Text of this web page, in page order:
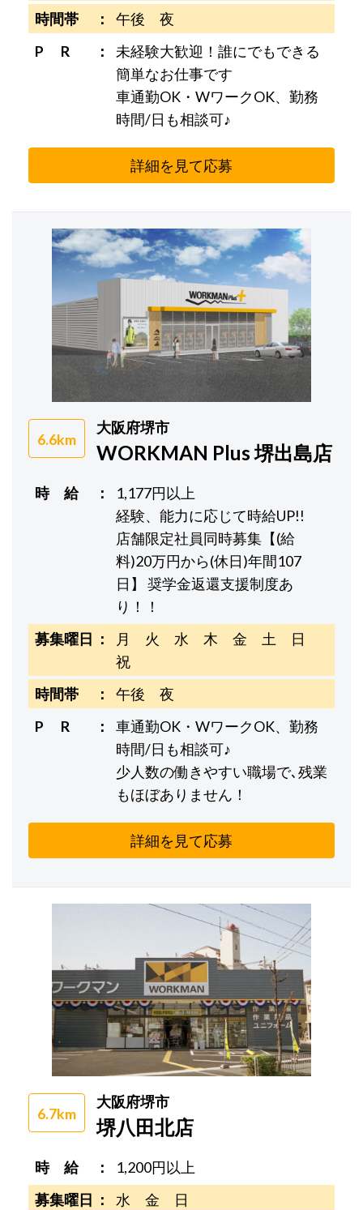
時間帯
午後 夜
P R
未経験大歓迎！誰にでもできる
簡単なお仕事です
車通勤OK・WワークOK、勤務
時間/日も相談可♪
詳細を見て応募
6.6km
大阪府堺市
WORKMAN Plus 堺出島店
時 給
1,177円以上
経験、能力に応じて時給UP!!
店舗限定社員同時募集【(給
料)20万円から(休日)年間107
日】 奨学金返還支援制度あ
り！！
募集曜日
月 火 水 木 金 土 日
祝
時間帯
午後 夜
P R
車通勤OK・WワークOK、勤務
時間/日も相談可♪
少人数の働きやすい職場で､残業
もほぼありません！
詳細を見て応募
6.7km
大阪府堺市
堺八田北店
時 給
1,200円以上
募集曜日
水 金 日